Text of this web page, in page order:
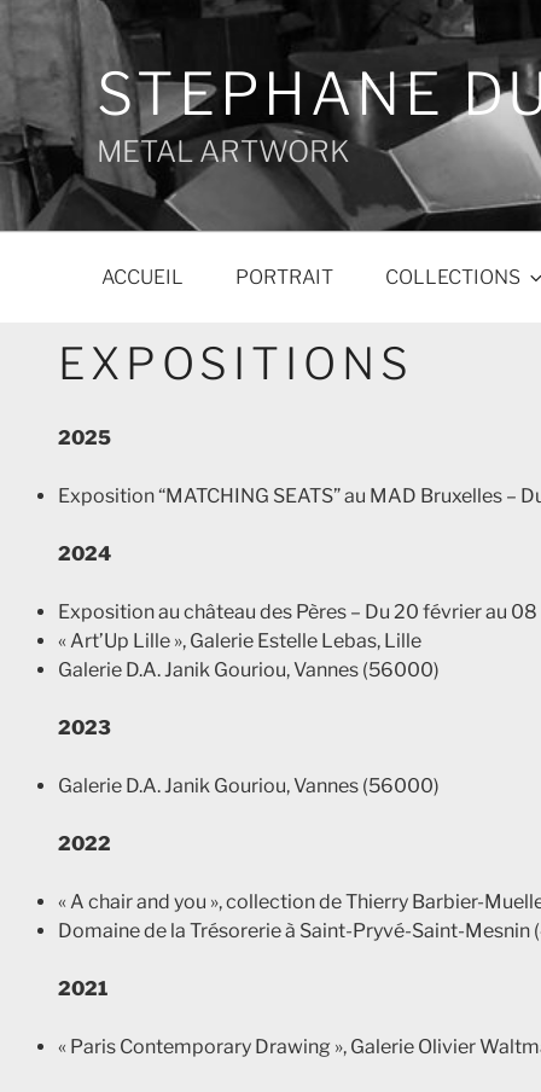
Aller
contenu
principal
STEPHANE
METAL ARTWORK
ACCUEIL PORTRAIT COLLECTIONS
EXPOSITIONS
2025
Exposition “MATCHING SEATS” au MAD Bruxelles –
2024
Exposition au château des Pères – Du 20 février au
« Art’Up Lille », Galerie Estelle Lebas, Lille
Galerie D.A. Janik Gouriou, Vannes (56000)
2023
Galerie D.A. Janik Gouriou, Vannes (56000)
2022
« A chair and you », collection de Thierry Barbier-
Domaine de la Trésorerie à Saint-Pryvé-Saint-
2021
« Paris Contemporary Drawing », Galerie Olivier